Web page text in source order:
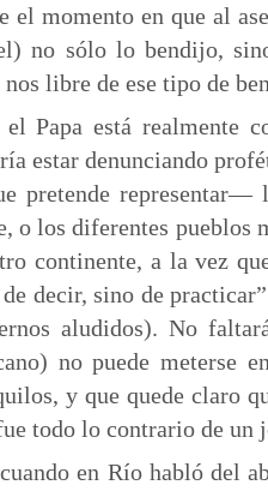
el momento en que al
no sólo lo bendijo,
libre de ese tipo de
el Papa está realmente
estar denunciando
pretende representar—
o los diferentes pueblos
continente, a la vez
de decir, sino de
aludidos). No
no puede meterse
y que quede claro
todo lo contrario de un
en Río habló del